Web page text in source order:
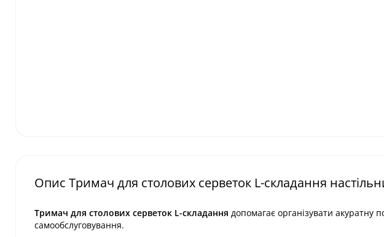
Опис Тримач для столових серветок L-складання
Тримач для столових серветок L-складання допомагає організувати акуратну
самообслуговування.